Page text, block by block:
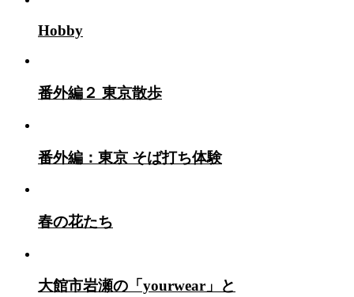
Hobby
番外編２ 東京散歩
番外編：東京 そば打ち体験
春の花たち
大館市岩瀬の「yourwear」と